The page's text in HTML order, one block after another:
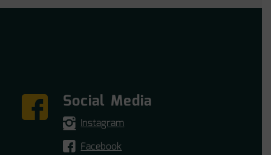
Social Media
Instagram
Facebook